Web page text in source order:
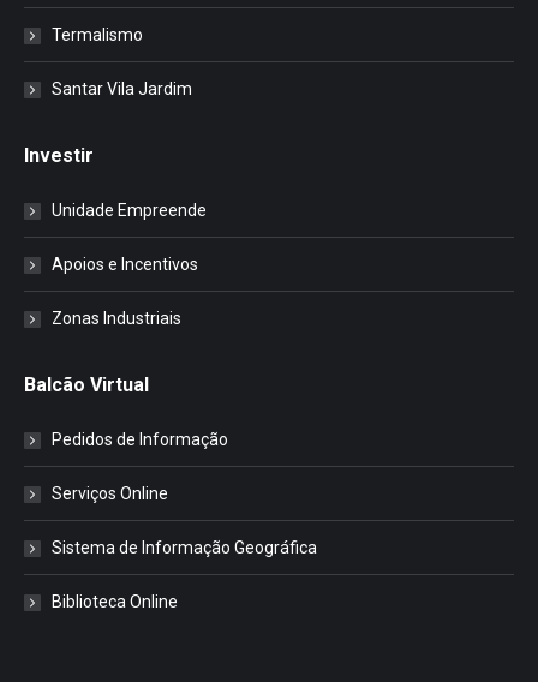
Termalismo
Santar Vila Jardim
Investir
Unidade Empreende
Apoios e Incentivos
Zonas Industriais
Balcão Virtual
Pedidos de Informação
Serviços Online
Sistema de Informação Geográfica
Biblioteca Online